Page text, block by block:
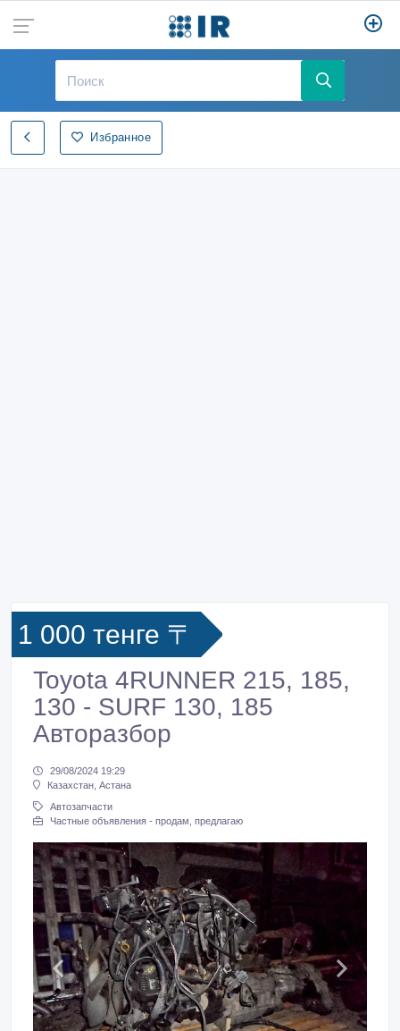
Избранное
1 000 тенге 〒
Toyota 4RUNNER 215, 185,
130 - SURF 130, 185
Авторазбор
29/08/2024 19:29
Казахстан, Астана
Автозапчасти
Частные объявления - продам, предлагаю